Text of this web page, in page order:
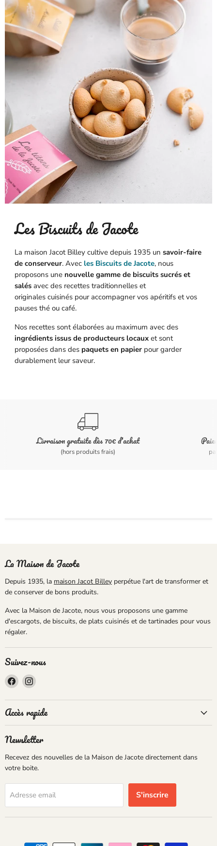
Les Biscuits de Jacote
La maison Jacot Billey cultive depuis 1935 un savoir-faire
de conserveur. Avec les Biscuits de Jacote, nous
proposons une nouvelle gamme de biscuits sucrés et
salés avec des recettes traditionnelles et
originales cuisinés pour accompagner vos apéritifs et vos
pauses thé ou café.
Nos recettes sont élaborées au maximum avec des
ingrédients issus de producteurs locaux et sont
proposées dans des paquets en papier pour garder
durablement leur saveur.
Livraison gratuite dès 70€ d'achat
(hors produits frais)
La Maison de Jacote
Depuis 1935, la maison Jacot Billey perpétue l'art de transformer et
de conserver de bons produits.
Avec la Maison de Jacote, nous vous proposons une gamme
d'escargots, de biscuits, de plats cuisinés et de tartinades pour vous
régaler.
Suivez-nous
Trouvez-
nous
sur
Facebook
Trouvez-
sur
Instagram
Accès rapide
Newsletter
Recevez des nouvelles de la Maison de Jacote directement dans
votre boite.
Adresse email S'inscrire